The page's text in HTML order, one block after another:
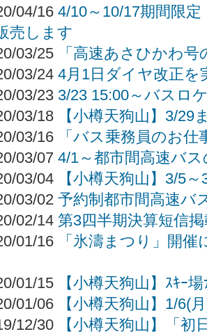
04/16 4/10～10/17期間限
売します
03/25
「高速あさひかわ
03/24 4月1日ダイヤ改正
03/23 3/23 15:00～バスロ
03/18
【小樽天狗山】3/
03/16
「バス乗務員のお
03/07 4/1～都市間高速バ
03/04
【小樽天狗山】3/5
03/02 予約制都市間高速バ
02/14 第3四半期決算短信
01/16
「氷濤まつり」開
01/15
【小樽天狗山】ｽｷｰ
01/06
【小樽天狗山】1/
12/30
【小樽天狗山】「